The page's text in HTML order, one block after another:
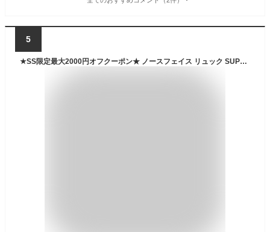
5
★SS限定最大2000円オフクーポン★ ノースフェイス リュック SUPER PACK II ☆ ロゴ バックパック ポーチ付き 通勤 通学 バッグ 鞄 メンズ レディース 韓国 THE NORTH FACE【正規品/関税込/送料無料】